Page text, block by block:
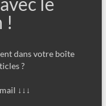
!
dans votre boîte
?
↓↓↓